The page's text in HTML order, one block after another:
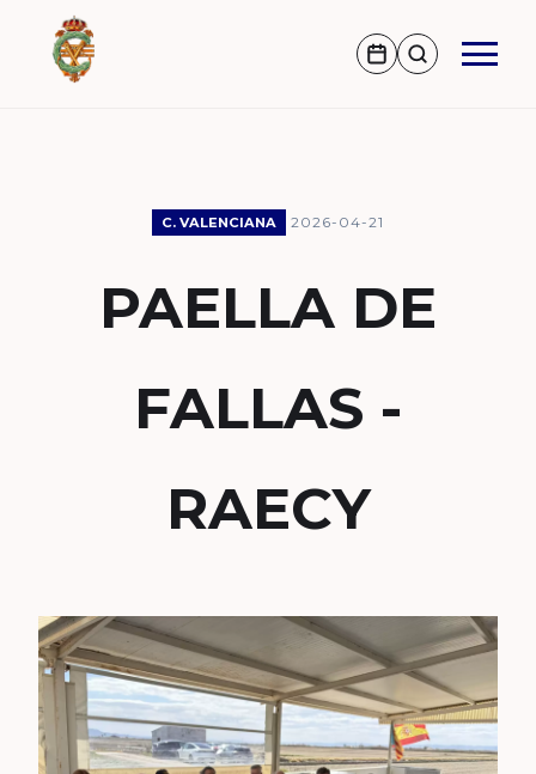
C. VALENCIANA 2026-04-21
PAELLA DE
FALLAS -
RAECY